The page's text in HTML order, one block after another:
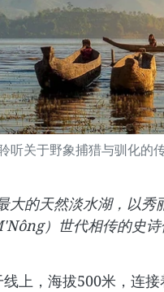
听关于野象捕猎与驯化的
的天然淡水湖，以秀
）世代相传的史诗
上，海拔500米，连